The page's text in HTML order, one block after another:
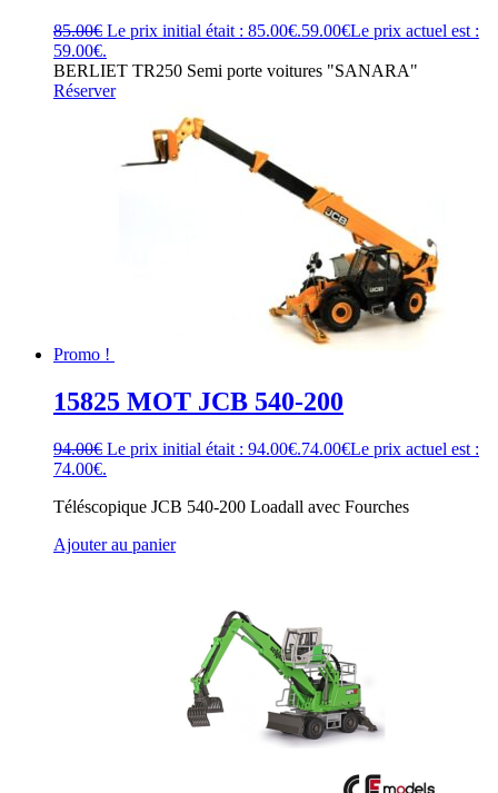
85.00€ Le prix initial était : 85.00€.59.00€Le prix actuel est :
59.00€.
BERLIET TR250 Semi porte voitures "SANARA"
Réserver
Promo !
15825 MOT JCB 540-200
94.00€ Le prix initial était : 94.00€.74.00€Le prix actuel est :
74.00€.
Téléscopique JCB 540-200 Loadall avec Fourches
Ajouter au panier